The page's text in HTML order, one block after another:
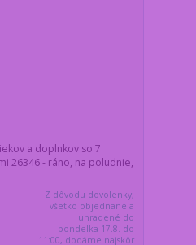
a doplnkov so 7
26346 - ráno, na poludnie,
Z dôvodu dovolenky,
všetko objednané a
uhradené do
pondelka 17.8. do
11:00, dodáme najskôr